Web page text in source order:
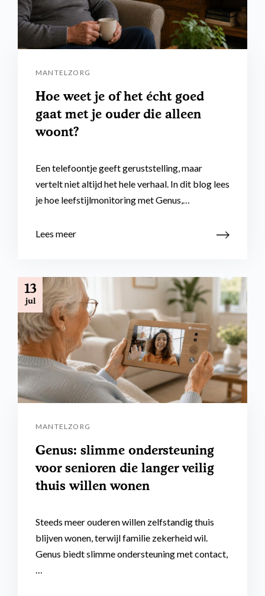
MANTELZORG
Hoe weet je of het écht goed
gaat met je ouder die alleen
woont?
Een telefoontje geeft geruststelling, maar
vertelt niet altijd het hele verhaal. In dit blog lees
je hoe leefstijlmonitoring met Genus,…
Lees meer
13
jul
MANTELZORG
Genus: slimme ondersteuning
voor senioren die langer veilig
thuis willen wonen
Steeds meer ouderen willen zelfstandig thuis
blijven wonen, terwijl familie zekerheid wil.
Genus biedt slimme ondersteuning met contact,
…